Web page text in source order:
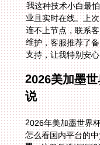
我这种技术小白最
业且实时在线。上
连不上节点，联系
维护，客服推荐了
支持，让我特别安
2026美加墨
说
2026年美加墨世界
怎么看国内平台的